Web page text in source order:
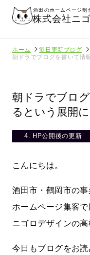
酒田のホームページ制
株式会社ニ
ホーム 毎日更新ブログ
朝ドラでブログを書いて情
朝ドラでブロ
るという展開に
4. HP公開後の更新
こんにちは。
酒田市・鶴岡市の
ホームページ集客
ニゴロデザインの高
今日もブログをお読
ームペ
気